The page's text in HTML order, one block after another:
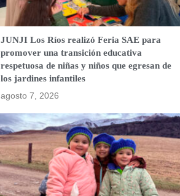
JUNJI Los Ríos realizó Feria SAE para
promover una transición educativa
respetuosa de niñas y niños que egresan de
los jardines infantiles
agosto 7, 2026